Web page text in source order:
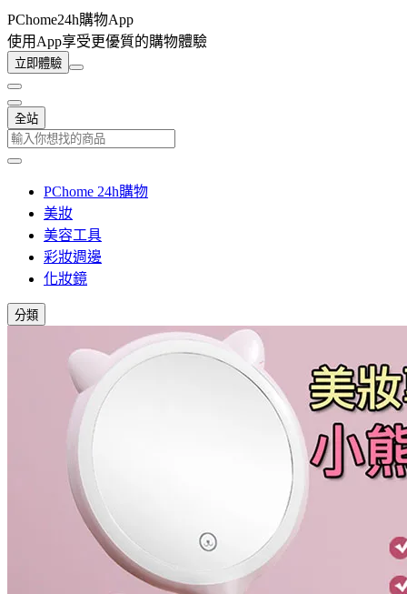
PChome24h購物App
使用App享受更優質的購物體驗
立即體驗
全站
PChome 24h購物
美妝
美容工具
彩妝週邊
化妝鏡
分類